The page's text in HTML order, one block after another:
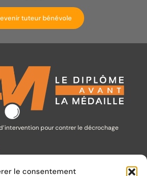
le consentement
tuteur bénévole
pour contrer le décrochage